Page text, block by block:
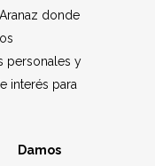
donde
personales y
interés para
Damos